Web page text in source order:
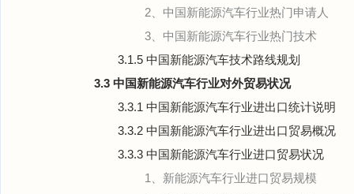
2、中国新能源汽车行业热门申请人
3、中国新能源汽车行业热门技术
3.1.5 中国新能源汽车技术路线规划
3.3 中国新能源汽车行业对外贸易状况
3.3.1 中国新能源汽车行业进出口统计说明
3.3.2 中国新能源汽车行业进出口贸易概况
3.3.3 中国新能源汽车行业进口贸易状况
1、新能源汽车行业进口贸易规模